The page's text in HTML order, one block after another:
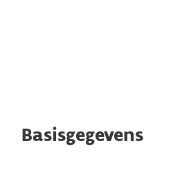
Basisgegevens